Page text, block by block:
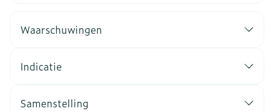
Waarschuwingen
Indicatie
Samenstelling